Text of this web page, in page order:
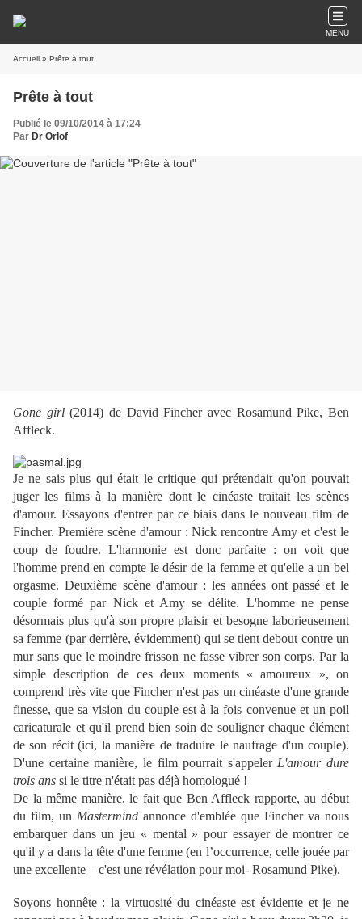
MENU
Accueil » Prête à tout
Prête à tout
Publié le 09/10/2014 à 17:24
Par Dr Orlof
Gone girl(2014) de David Fincher avec Rosamund Pike, Ben
Affleck.
Je ne sais plus qui était le critique qui prétendait qu'on pouvait
juger les films à la manière dont le cinéaste traitait les scènes
d'amour. Essayons d'entrer par ce biais dans le nouveau film de
Fincher. Première scène d'amour : Nick rencontre Amy et c'est le
coup de foudre. L'harmonie est donc parfaite : on voit que
l'homme prend en compte le désir de la femme et qu'elle a un bel
orgasme. Deuxième scène d'amour : les années ont passé et le
couple formé par Nick et Amy se délite. L'homme ne pense
désormais plus qu'à son propre plaisir et besogne laborieusement
sa femme (par derrière, évidemment) qui se tient debout contre un
mur sans que le moindre frisson ne fasse vibrer son corps. Par la
simple description de ces deux moments « amoureux », on
comprend très vite que Fincher n'est pas un cinéaste d'une grande
finesse, que sa vision du couple est à la fois convenue et un poil
caricaturale et qu'il prend bien soin de souligner chaque élément
de son récit (ici, la manière de traduire le naufrage d'un couple).
D'une certaine manière, le film pourrait s'appeler L'amour dure
trois ans si le titre n'était pas déjà homologué !
De la même manière, le fait que Ben Affleck rapporte, au début
du film, un Mastermind annonce d'emblée que Fincher va nous
embarquer dans un jeu « mental » pour essayer de montrer ce
qu'il y a dans la tête d'une femme (en l’occurrence, celle jouée par
une excellente – c'est une révélation pour moi- Rosamund Pike).
Soyons honnête : la virtuosité du cinéaste est évidente et je ne